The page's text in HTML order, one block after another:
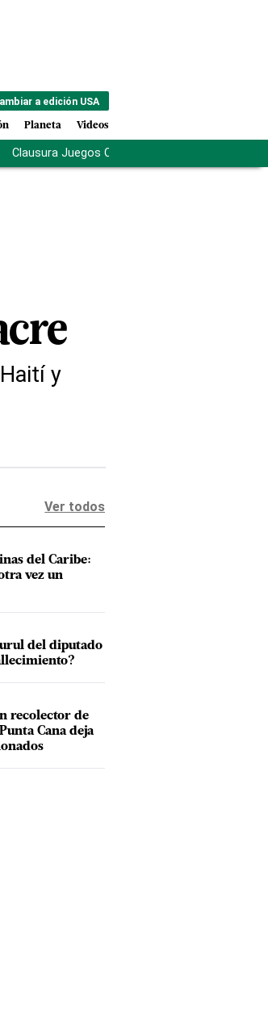
a edición USA
Planeta Videos
Clausura Juegos Centroamericanos
y
Ver todos
del Caribe:
vez un
del diputado
recolector de
Cana deja